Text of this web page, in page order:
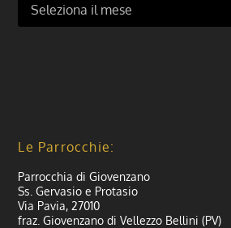
Le Parrocchie:
Parrocchia di Giovenzano
Ss. Gervasio e Protasio
Via Pavia, 27010
fraz. Giovenzano di Vellezzo Bellini (PV)